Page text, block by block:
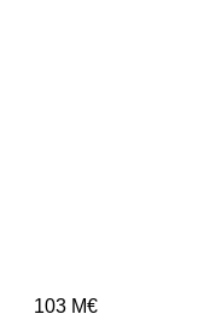
103 M€